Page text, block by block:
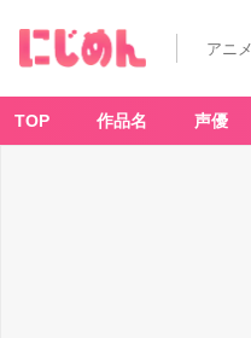
アニ
TOP 作品名 声優